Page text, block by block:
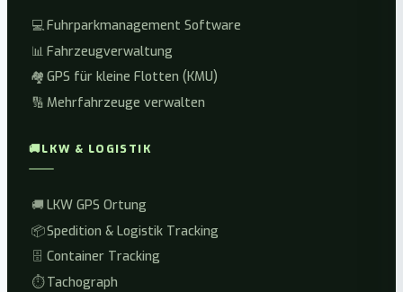
💻Fuhrparkmanagement Software
📊 Fahrzeugverwaltung
🏘️ GPS für kleine Flotten (KMU)
🔢 Mehrfahrzeuge verwalten
🚚LKW & LOGISTIK
🚚 LKW GPS Ortung
📦Spedition & Logistik Tracking
🗄️ Container Tracking
⏱️ Tachograph